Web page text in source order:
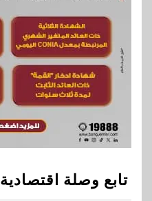
تابع وصلة اقتصادية